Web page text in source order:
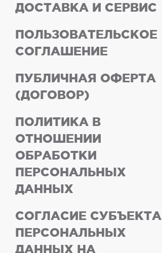
ДОСТАВКА И СЕРВИС
ПОЛЬЗОВАТЕЛЬСКОЕ
СОГЛАШЕНИЕ
ПУБЛИЧНАЯ ОФЕРТА
(ДОГОВОР)
ПОЛИТИКА В
ОТНОШЕНИИ
ОБРАБОТКИ
ПЕРСОНАЛЬНЫХ
ДАННЫХ
СОГЛАСИЕ СУБЪЕКТА
ПЕРСОНАЛЬНЫХ
ДАННЫХ НА